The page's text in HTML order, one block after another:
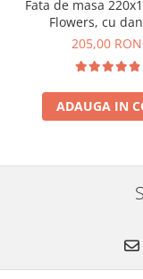
Fata de masa
Flowers, cu
205,00 RON
ADAUGA IN